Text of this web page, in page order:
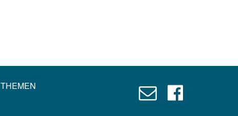
THEMEN